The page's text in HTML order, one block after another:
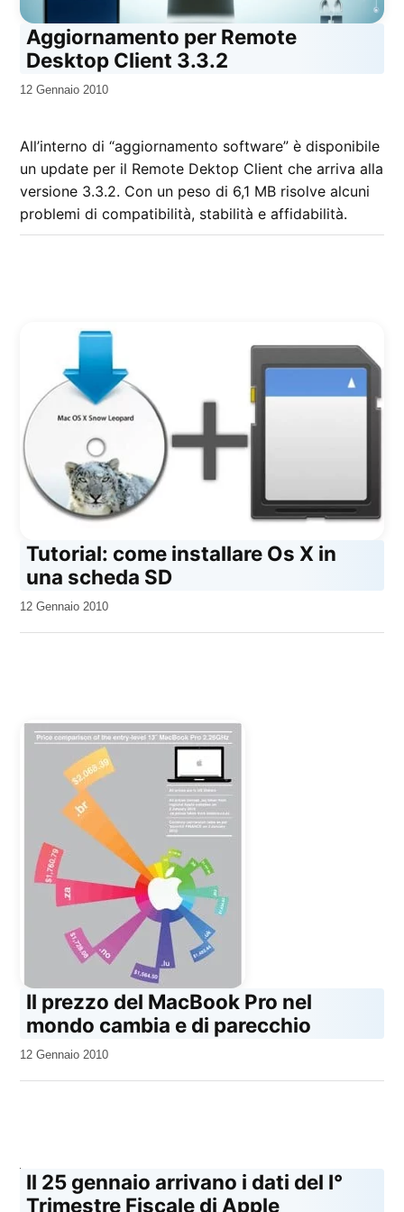
Aggiornamento per Remote
Desktop Client 3.3.2
da
12 Gennaio 2010
All’interno di “aggiornamento software” è disponibile
un update per il Remote Dektop Client che arriva alla
versione 3.3.2. Con un peso di 6,1 MB risolve alcuni
problemi di compatibilità, stabilità e affidabilità.
Tutorial: come installare Os X in
una scheda SD
da
12 Gennaio 2010
Il prezzo del MacBook Pro nel
mondo cambia e di parecchio
da
12 Gennaio 2010
Il 25 gennaio arrivano i dati del I°
Trimestre Fiscale di Apple